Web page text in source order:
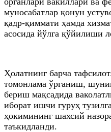
муносабатлар қонун
қадр-қиммати ҳамда
асосида йўлга қўйилиши
Ҳолатнинг барча
томонлама ўрганиш,
бериш мақсадида
иборат ишчи гуруҳ
ҳокимининг шахсий
таъкидланди.